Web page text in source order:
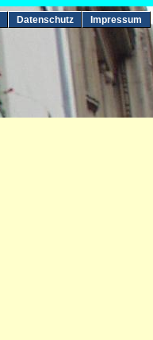
Datenschutz Impressum